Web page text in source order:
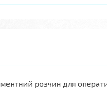
розчин для